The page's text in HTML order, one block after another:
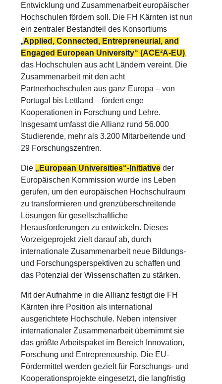
Entwicklung und Zusammenarbeit europäischer
Hochschulen fördern soll. Die FH Kärnten ist nun
ein zentraler Bestandteil des Konsortiums
„Applied, Connected, Entrepreneurial, and
Engaged European University“ (ACE²A-EU),
das Hochschulen aus acht Ländern vereint. Die
Zusammenarbeit mit den acht
Partnerhochschulen aus ganz Europa – von
Portugal bis Lettland – fördert enge
Kooperationen in Forschung und Lehre.
Insgesamt umfasst die Allianz rund 56.000
Studierende, mehr als 3.200 Mitarbeitende und
29 Forschungszentren.
Die „European Universities“-Initiativeder
Europäischen Kommission wurde ins Leben
gerufen, um den europäischen Hochschulraum
zu transformieren und grenzüberschreitende
Lösungen für gesellschaftliche
Herausforderungen zu entwickeln. Dieses
Vorzeigeprojekt zielt darauf ab, durch
internationale Zusammenarbeit neue Bildungs-
und Forschungsperspektiven zu schaffen und
das Potenzial der Wissenschaften zu stärken.
Mit der Aufnahme in die Allianz festigt die FH
Kärnten ihre Position als international
ausgerichtete Hochschule. Neben intensiver
internationaler Zusammenarbeit übernimmt sie
das größte Arbeitspaket im Bereich Innovation,
Forschung und Entrepreneurship. Die EU-
Fördermittel werden gezielt für Forschungs- und
Kooperationsprojekte eingesetzt, die langfristig